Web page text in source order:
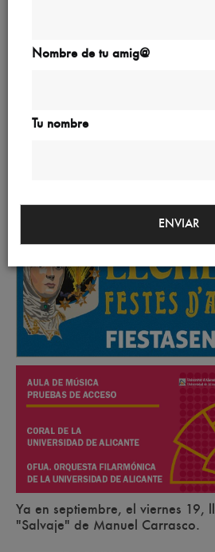
Nombre de tu amig@
Tu nombre
ENVIAR
Ya en septiembre, el viernes 19,
"Salvaje" de Manuel Carrasco.